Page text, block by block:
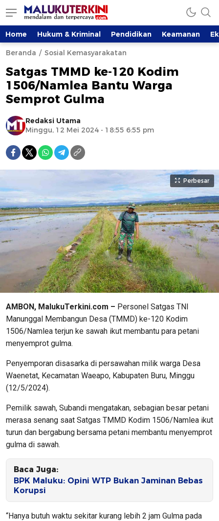
Home Hukum & Kriminal Pendidikan Keamanan
Beranda Sosial Kemasyarakatan
Satgas TMMD ke-120 Kodim
1506/Namlea Bantu Warga
Semprot Gulma
Redaksi Utama
Minggu, 12 Mei 2024 - 18:55 6:55 pm
Perbesar
AMBON, MalukuTerkini.com – Personel Satgas TNI
Manunggal Membangun Desa (TMMD) ke-120 Kodim
1506/Namlea terjun ke sawah ikut membantu para petani
menyemprot gulma.
Penyemporan disasarka di persawahan milik warga Desa
Waenetat, Kecamatan Waeapo, Kabupaten Buru, Minggu
(12/5/2024).
Pemilik sawah, Subandi mengatakan, sebagian besar petani
merasa senang saat Satgas TMMD Kodim 1506/Namlea ikut
turun dan bergabung bersama petani membantu menyemprot
gulma di sawah.
Baca Juga:
BPK Maluku: Opini WTP Bukan Jaminan Bebas
Korupsi
“Hanya butuh waktu sekitar kurang lebih 2 jam Gulma pada